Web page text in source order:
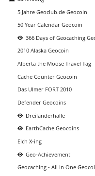
5 Jahre Geoclub.de Geocoin
50 Year Calendar Geocoin
366 Days of Geocaching
2010 Alaska Geocoin
Alberta the Moose Travel Tag
Cache Counter Geocoin
Das Ulmer FORT 2010
Defender Geocoins
Dreiländerhalle
EarthCache Geocoins
Elch X-ing
Geo-Achievement
Geocaching - All In One